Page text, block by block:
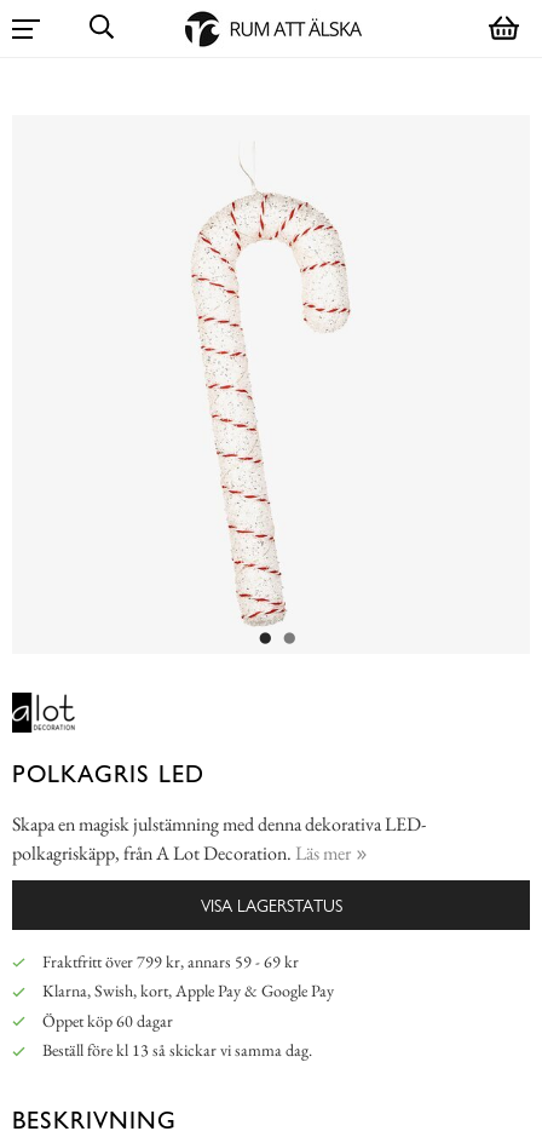
POLKAGRIS LED
Skapa en magisk julstämning med denna dekorativa LED-
polkagriskäpp, från A Lot Decoration. Läs mer
VISA LAGERSTATUS
Fraktfritt över 799 kr, annars 59 - 69 kr
Klarna, Swish, kort, Apple Pay & Google Pay
Öppet köp 60 dagar
Beställ före kl 13 så skickar vi samma dag.
BESKRIVNING